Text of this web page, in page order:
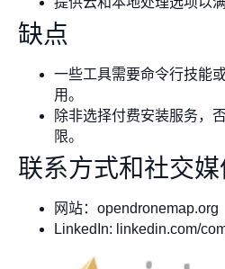
缺点
一些工具需要命令行技能
用。
除非选择付费安装服务，
限。
联系方式和社交
网站：opendronemap.org
LinkedIn: linkedin.com/